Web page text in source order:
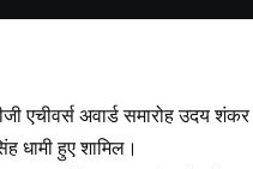
एचीवर्स अवार्ड समारोह उदय
धामी हुए शामिल।